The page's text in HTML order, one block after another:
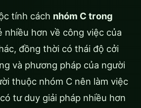
tính cách nhóm C trong
nhiều hơn về công việc của
đồng thời có thái độ cởi
và phương pháp của người
thuộc nhóm C nên làm việc
tư duy giải pháp nhiều hơn